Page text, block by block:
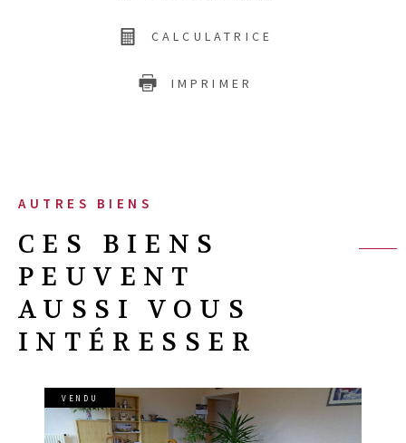
CALCULATRICE
IMPRIMER
AUTRES BIENS
CES BIENS
PEUVENT
AUSSI VOUS
INTÉRESSER
VENDU